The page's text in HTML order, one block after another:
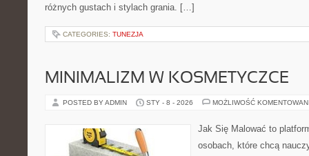
różnych gustach i stylach grania. […]
CATEGORIES: TUNEZJA
MINIMALIZM W KOSMETYCZCE
POSTED BY ADMIN STY - 8 - 2026 MOŻLIWOŚĆ
Jak Się Malować to
osobach, które chcą